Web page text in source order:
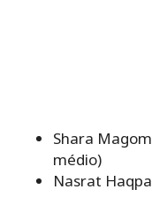
Shara
médio)
Nasrat